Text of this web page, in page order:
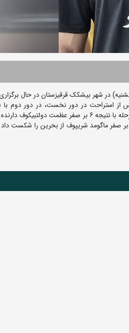
در شهر بیشکک قرقیزستان در حال
تاکاهاشی ایشیگورو از ژاپن را مغلوب کرد و به مرحله نیمه نهایی راه یافت. وی در این مرحله با
قزاقستان را شکست داد و بعد دیدار فینال راه یافت. عظیمی در این دیدار با نتیجه 11 بر صفر ماگومد